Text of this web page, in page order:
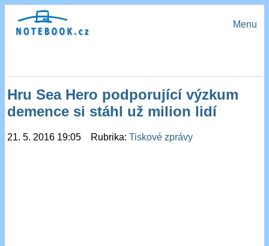
Menu
Hru Sea Hero podporující výzkum
demence si stáhl už milion lidí
21. 5. 2016 19:05 Rubrika:Tiskové zprávy